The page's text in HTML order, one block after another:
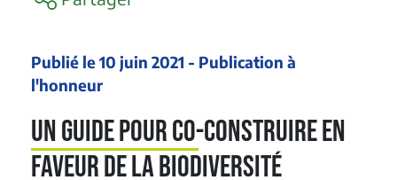
Publié le 10 juin 2021 - Publication à
l'honneur
Un guide pour co-construire en
faveur de la biodiversité